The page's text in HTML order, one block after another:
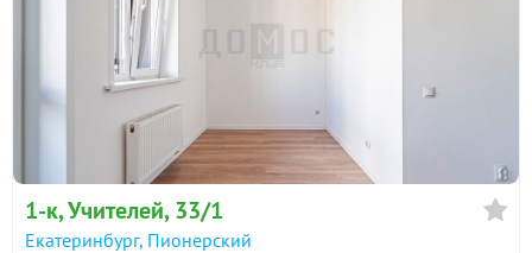
1-к, Учителей, 33/1
Екатеринбург, Пионерский